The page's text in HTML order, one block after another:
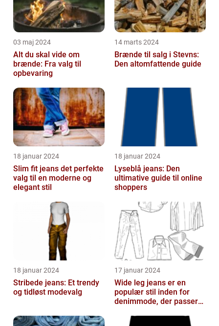
03 maj 2024
Alt du skal vide om
brænde: Fra valg til
opbevaring
14 marts 2024
Brænde til salg i Stevns:
Den altomfattende guide
18 januar 2024
Slim fit jeans det perfekte
valg til en moderne og
elegant stil
18 januar 2024
Lyseblå jeans: Den
ultimative guide til online
shoppers
18 januar 2024
Stribede jeans: Et trendy
og tidløst modevalg
17 januar 2024
Wide leg jeans er en
populær stil inden for
denimmode, der passer
som ønsk...